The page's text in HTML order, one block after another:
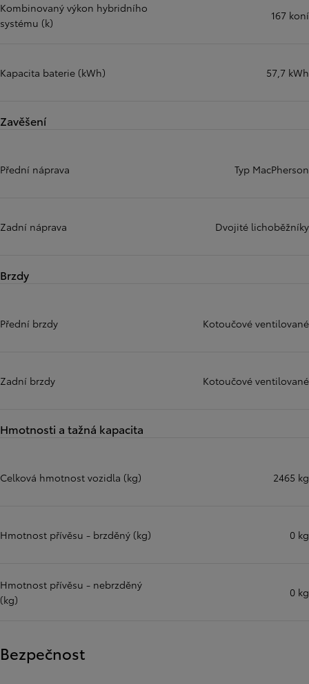
Kombinovaný výkon hybridního
systému (k)
167 koní
Kapacita baterie (kWh) 57,7 kWh
Zavěšení
Přední náprava Typ MacPherson
Zadní náprava Dvojité lichoběžníky
Brzdy
Přední brzdy Kotoučové ventilované
Zadní brzdy Kotoučové ventilované
Hmotnosti a tažná kapacita
Celková hmotnost vozidla (kg) 2465 kg
Hmotnost přívěsu - brzděný (kg) 0 kg
Hmotnost přívěsu - nebrzděný
(kg)
0 kg
Bezpečnost